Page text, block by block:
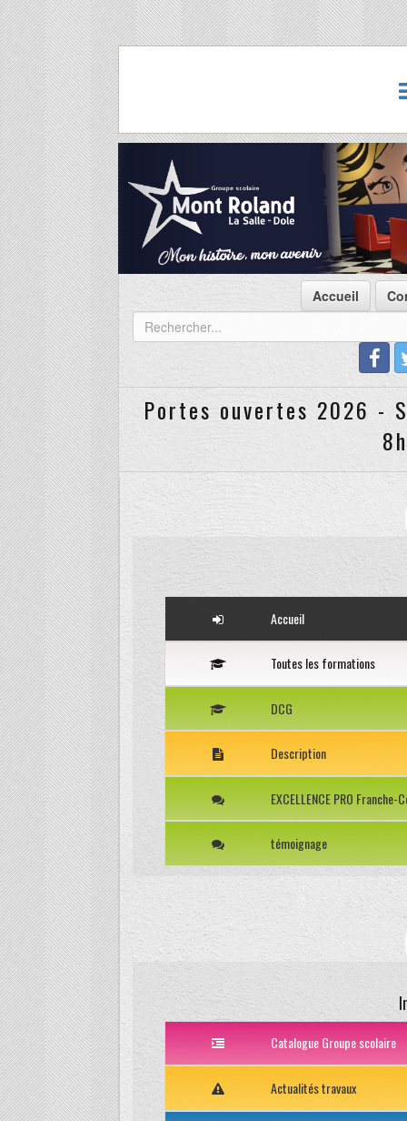
Accueil
Portes ouvertes 2026 -
Accueil
Toutes les formations
DCG
Description
EXCELLENCE PRO Franche-
témoignage
Catalogue Groupe scolaire
Actualités travaux